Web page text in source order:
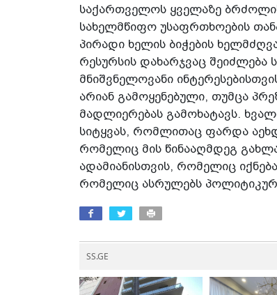
საქართველოს ყველაზე
სახელმწიფო უსაფრთხოების
პირადი ხელის ბიჭების
რესურსის დახარჯვაც
მნიშვნელოვანი
არიან გამოყენებული, თუმცა
მადლიერებას გამოხატავს.
სიტყვას, რომლითაც ფარდა
რომელიც მის წინააღმდეგ
ადამიანისთვის, რომელიც
რომელიც ასრულებს პოლიტიკურ
SS.GE